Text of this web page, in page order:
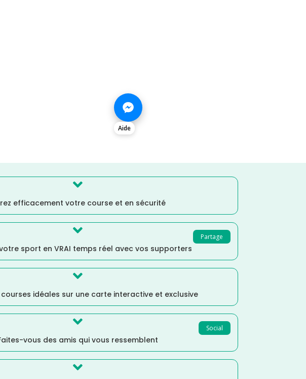
Aide

efficacement votre course et en sécurité
Partage

sport en VRAI temps réel avec vos supporters

courses idéales sur une carte interactive et exclusive
Social

vous des amis qui vous ressemblent
